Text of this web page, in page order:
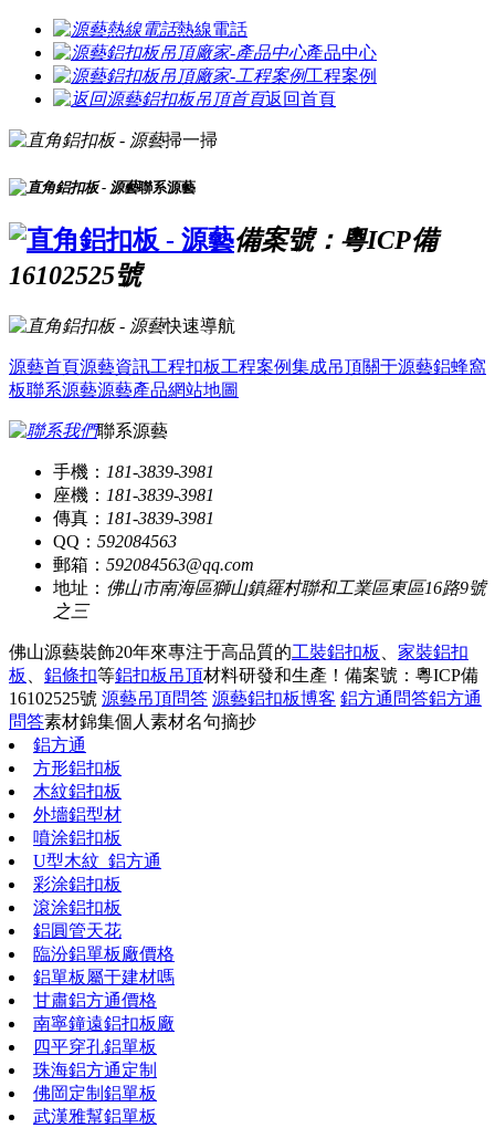
熱線電話
產品中心
工程案例
返回首頁
掃一掃
聯系源藝
備案號：粵ICP備
16102525號
快速導航
源藝首頁源藝資訊工程扣板工程案例集成吊頂關于源藝鋁蜂窩
板聯系源藝源藝產品網站地圖
聯系源藝
手機： 181-3839-3981
座機： 181-3839-3981
傳真： 181-3839-3981
QQ： 592084563
郵箱： 592084563@qq.com
地址： 佛山市南海區獅山鎮羅村聯和工業區東區16路9號
之三
佛山源藝裝飾20年來專注于高品質的工裝鋁扣板
家裝鋁扣
板
鋁條扣等鋁扣板吊頂材料研發和生產！ 備案號：粵ICP備
16102525號 源藝吊頂問答 源藝鋁扣板博客 鋁方通問答鋁方通
問答素材錦集個人素材名句摘抄
鋁方通
方形鋁扣板
木紋鋁扣板
外墻鋁型材
噴涂鋁扣板
U型木紋_鋁方通
彩涂鋁扣板
滾涂鋁扣板
鋁圓管天花
臨汾鋁單板廠價格
鋁單板屬于建材嗎
甘肅鋁方通價格
南寧鐘遠鋁扣板廠
四平穿孔鋁單板
珠海鋁方通定制
佛岡定制鋁單板
武漢雅幫鋁單板